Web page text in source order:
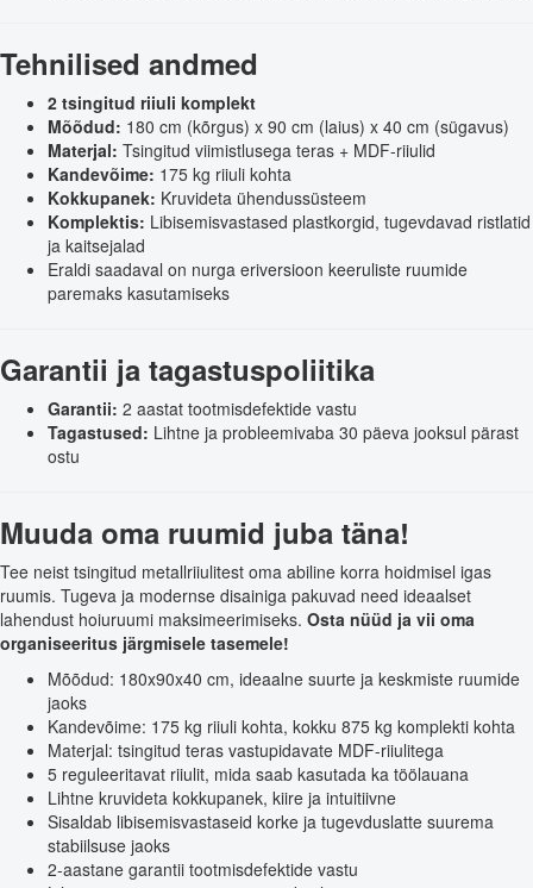
Tehnilised andmed
2 tsingitud riiuli komplekt
Mõõdud: 180 cm (kõrgus) x 90 cm (laius) x 40 cm (sügavus)
Materjal: Tsingitud viimistlusega teras + MDF-riiulid
Kandevõime: 175 kg riiuli kohta
Kokkupanek: Kruvideta ühendussüsteem
Komplektis: Libisemisvastased plastkorgid, tugevdavad ristlatid
ja kaitsejalad
Eraldi saadaval on nurga eriversioon keeruliste ruumide
paremaks kasutamiseks
Garantii ja tagastuspoliitika
Garantii: 2 aastat tootmisdefektide vastu
Tagastused: Lihtne ja probleemivaba 30 päeva jooksul pärast
ostu
Muuda oma ruumid juba täna!
Tee neist tsingitud metallriiulitest oma abiline korra hoidmisel igas
ruumis. Tugeva ja modernse disainiga pakuvad need ideaalset
lahendust hoiuruumi maksimeerimiseks. Osta nüüd ja vii oma
organiseeritus järgmisele tasemele!
Mõõdud: 180x90x40 cm, ideaalne suurte ja keskmiste ruumide
jaoks
Kandevõime: 175 kg riiuli kohta, kokku 875 kg komplekti kohta
Materjal: tsingitud teras vastupidavate MDF-riiulitega
5 reguleeritavat riiulit, mida saab kasutada ka töölauana
Lihtne kruvideta kokkupanek, kiire ja intuitiivne
Sisaldab libisemisvastaseid korke ja tugevduslatte suurema
stabiilsuse jaoks
2-aastane garantii tootmisdefektide vastu